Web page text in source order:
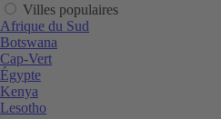
Villes populaires
Afrique du Sud
Botswana
Cap-Vert
Égypte
Kenya
Lesotho